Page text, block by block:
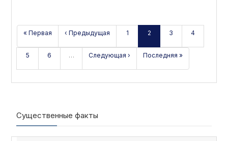
« Первая ‹ Предыдущая 1 2 3 4
5 6 … Следующая › Последняя »
Существенные факты